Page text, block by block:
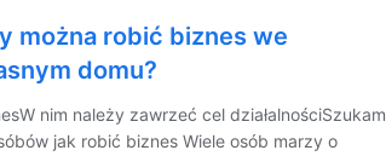
można robić biznes we
domu?
nim należy zawrzeć cel działalnościSzukam
jak robić biznes Wiele osób marzy o